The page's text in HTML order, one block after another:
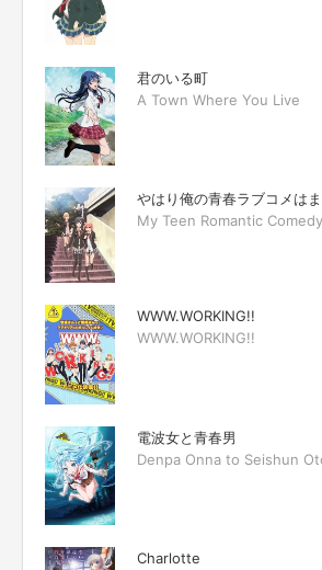
君のいる町
A Town Where You Live
やはり俺の青春ラブコメはま
My Teen Romantic
WWW.WORKING!!
WWW.WORKING!!
電波女と青春男
Denpa Onna to Seishun
Charlotte